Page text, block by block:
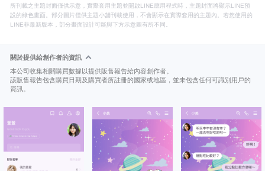
所刊載之主題封面僅供示意，實際套用主題並開啟LINE應用程式時，主題封面將顯示LINE預
設的綠色畫面。部分圖片僅供主題小舖刊載使用，不會顯示在實際套用的主題內。若您使用的
LINE非最新版本，部分畫面設計可能與下方示意圖有所不同。
關於提供給創作者的資訊
本公司收集相關購買數據以提供販售報告給內容創作者。
該販售報告包含購買日期及購買者所註冊的國家或地區，並未包含任何可識別用戶的
資訊。